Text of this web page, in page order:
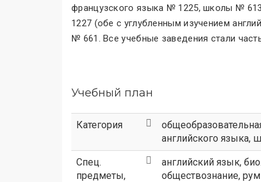
французского языка № 1225, школы №
1227 (обе с углубленным изучением
№ 661. Все учебные заведения стали
Учебный план
Категория
английского языка,
Спец.
предметы,
английский язык,
обществознание,